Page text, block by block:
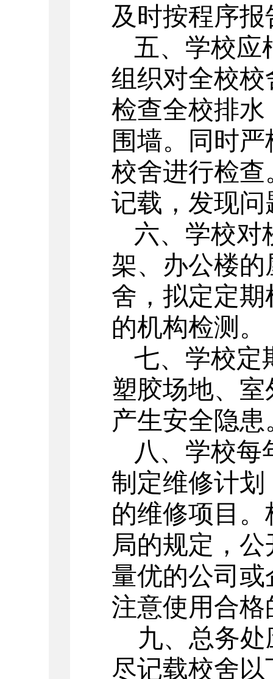
及时按程序报
五、学校应
组织对全校
检查全校排
围墙。同时
校舍进行检
记载，发现
六、学校对
架、办公楼
舍，拟定定
的机构检测。
七、学校定
塑胶场地、
产生安全隐患
八、学校每
制定维修计
的维修项目
局的规定，
量优的公司
注意使用合
九、总务
尽记载校舍